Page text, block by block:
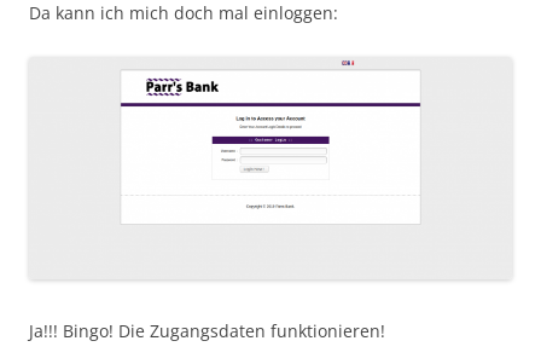
Da kann ich mich doch mal einloggen:
Ja!!! Bingo! Die Zugangsdaten funktionieren!